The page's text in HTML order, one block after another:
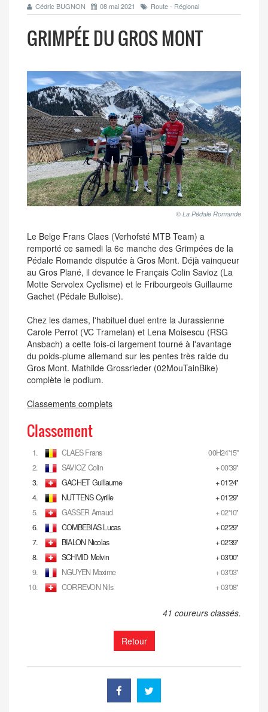
Cédric BUGNON 08 mai 2021 Route - Régional
GRIMPÉE DU GROS MONT
© La Pédale Romande
Le Belge Frans Claes (Verhofsté MTB Team) a
remporté ce samedi la 6e manche des Grimpées de la
Pédale Romande disputée à Gros Mont. Déjà vainqueur
au Gros Plané, il devance le Français Colin Savioz (La
Motte Servolex Cyclisme) et le Fribourgeois Guillaume
Gachet (Pédale Bulloise).
Chez les dames, l'habituel duel entre la Jurassienne
Carole Perrot (VC Tramelan) et Lena Moisescu (RSG
Ansbach) a cette fois-ci largement tourné à l'avantage
du poids-plume allemand sur les pentes très raide du
Gros Mont. Mathilde Grossrieder (02MouTainBike)
complète le podium.
Classements complets
Classement
1. CLAES Frans
00H24'15''
2.
SAVIOZ Colin
+ 00'39''
3.
GACHET Guillaume
+ 01'24''
4.
NUTTENS Cyrille
+ 01'29''
5.
GASSER Arnaud
+ 02'10''
6.
COMBEBIAS Lucas
+ 02'29''
7.
BIALON Nicolas
+ 02'39''
8.
SCHMID Melvin
+ 03'00''
9.
NGUYEN Maxime
+ 03'03''
10.
CORREVON Nils + 03'08''
41 coureurs classés.
Retour